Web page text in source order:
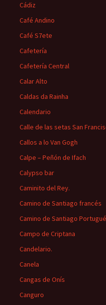
Cádiz
Café Andino
Café S7ete
Cafetería
Cafetería Central
Calar Alto
Caldas da Rainha
Calendario
Calle de las setas San
Callos a lo Van Gogh
Calpe – Peñón de Ifach
Calypso bar
Caminito del Rey.
Camino de Santiago francés
Camino de Santiago
Campo de Criptana
Candelario.
Canela
Cangas de Onís
Canguro